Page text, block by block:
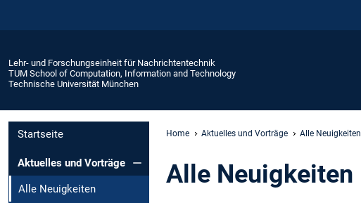
Lehr- und Forschungseinheit für Nachrichtentechnik
TUM School of Computation, Information and Technology
Technische Universität München
Startseite
Aktuelles und Vorträge
Alle Neuigkeiten
Home Aktuelles und Vorträge Alle Neuigkeiten
Alle Neuigkeiten